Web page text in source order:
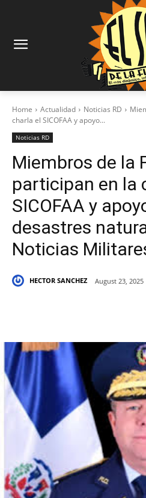
Home Actualidad Noticias RD
charla el SICOFAA y apoyo...
Noticias RD
Miembros de la
participan en la
SICOFAA y
desastres
Noticias
HECTOR SANCHEZ August 23, 2025